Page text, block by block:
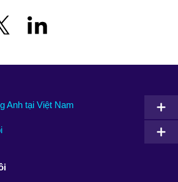
Anh tại Việt Nam